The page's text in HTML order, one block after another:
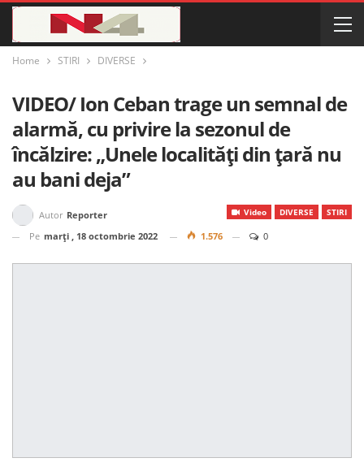
Home STIRI DIVERSE
VIDEO/ Ion Ceban trage un semnal de
alarmă, cu privire la sezonul de
încălzire: „Unele localități din țară nu
au bani deja”
Video DIVERSE STIRI
Autor Reporter
Pe marți , 18 octombrie 2022 1.576 0